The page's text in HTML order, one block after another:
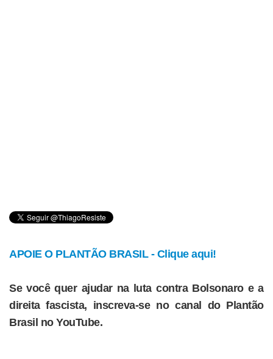
APOIE O PLANTÃO BRASIL - Clique aqui!
Se você quer ajudar na luta contra Bolsonaro e a
direita fascista, inscreva-se no canal do Plantão
Brasil no YouTube.